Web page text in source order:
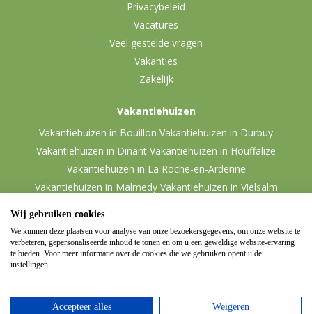
Privacybeleid
Vacatures
Veel gestelde vragen
Vakanties
Zakelijk
Vakantiehuizen
Vakantiehuizen in Bouillon Vakantiehuizen in Durbuy
Vakantiehuizen in Dinant Vakantiehuizen in Houffalize
Vakantiehuizen in La Roche-en-Ardenne
Vakantiehuizen in Malmedy Vakantiehuizen in Vielsalm
© 2026 Ardennen.nl Website door
Wij gebruiken cookies
We kunnen deze plaatsen voor analyse van onze bezoekersgegevens, om onze website te
verbeteren, gepersonaliseerde inhoud te tonen en om u een geweldige website-ervaring
te bieden. Voor meer informatie over de cookies die we gebruiken opent u de
instellingen.
Accepteer alles Weigeren